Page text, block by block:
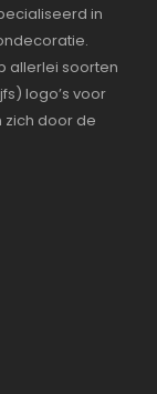
in
allerlei soorten
logo’s voor
zich door de